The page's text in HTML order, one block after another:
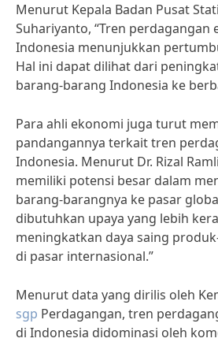
Menurut Kepala Badan Pusat
Suhariyanto, “Tren perdagangan
Indonesia menunjukkan
Hal ini dapat dilihat dari
barang-barang Indonesia ke
Para ahli ekonomi juga turut
pandangannya terkait tren
Indonesia. Menurut Dr. Rizal
memiliki potensi besar dalam
barang-barangnya ke pasar
dibutuhkan upaya yang lebih
meningkatkan daya saing
di pasar internasional.”
Menurut data yang dirilis oleh
sgp Perdagangan, tren
di Indonesia didominasi oleh